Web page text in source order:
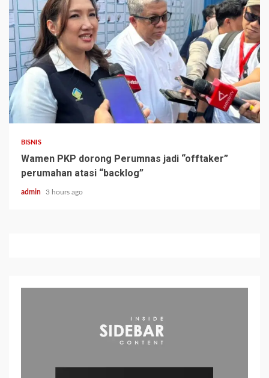
BISNIS
Wamen PKP dorong Perumnas jadi “offtaker”
perumahan atasi “backlog”
admin 3 hours ago